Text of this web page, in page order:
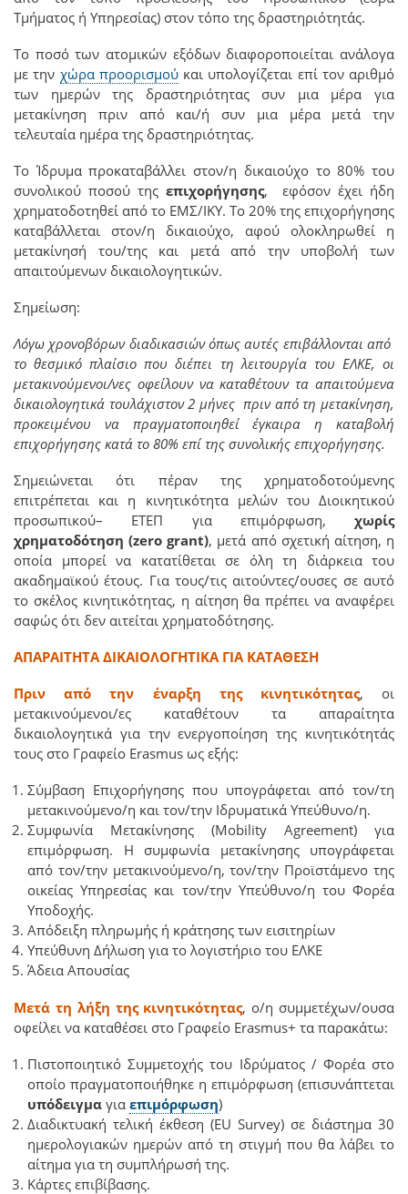
Τμήματος ή Υπηρεσίας) στον τόπο της δραστηριότητάς.
Το ποσό των ατομικών εξόδων διαφοροποιείται ανάλογα
με την χώρα προορισμούκαι υπολογίζεται επί τον αριθμό
των ημερών της δραστηριότητας συν μια μέρα για
μετακίνηση πριν από και/ή συν μια μέρα μετά την
τελευταία ημέρα της δραστηριότητας.
Το Ίδρυμα προκαταβάλλει στον/η δικαιούχο το 80% του
συνολικού ποσού της επιχορήγησης, εφόσον έχει ήδη
χρηματοδοτηθεί από το ΕΜΣ/ΙΚΥ. Το 20% της επιχορήγησης
καταβάλλεται στον/η δικαιούχο, αφού ολοκληρωθεί η
μετακίνησή του/της και μετά από την υποβολή των
απαιτούμενων δικαιολογητικών.
Σημείωση:
Λόγω χρονοβόρων διαδικασιών όπως αυτές επιβάλλονται από
το θεσμικό πλαίσιο που διέπει τη λειτουργία του ΕΛΚΕ, οι
μετακινούμενοι/νες οφείλουν να καταθέτουν τα απαιτούμενα
δικαιολογητικά τουλάχιστον 2 μήνες πριν από τη μετακίνηση,
προκειμένου να πραγματοποιηθεί έγκαιρα η καταβολή
επιχορήγησης κατά το 80% επί της συνολικής επιχορήγησης.
Σημειώνεται ότι πέραν της χρηματοδοτούμενης
επιτρέπεται και η κινητικότητα μελών του Διοικητικού
προσωπικού– ΕΤΕΠ για επιμόρφωση, χωρίς
χρηματοδότηση (zero grant), μετά από σχετική αίτηση, η
οποία μπορεί να κατατίθεται σε όλη τη διάρκεια του
ακαδημαϊκού έτους. Για τους/τις αιτούντες/ουσες σε αυτό
το σκέλος κινητικότητας, η αίτηση θα πρέπει να αναφέρει
σαφώς ότι δεν αιτείται χρηματοδότησης.
ΑΠΑΡΑΙΤΗΤΑ ΔΙΚΑΙΟΛΟΓΗΤΙΚΑ ΓΙΑ ΚΑΤΑΘΕΣΗ
Πριν από την έναρξη της κινητικότητας, οι
μετακινούμενοι/ες καταθέτουν τα απαραίτητα
δικαιολογητικά για την ενεργοποίηση της κινητικότητάς
τους στο Γραφείο Erasmus ως εξής:
Σύμβαση Επιχορήγησης που υπογράφεται από τον/τη
μετακινούμενο/η και τον/την Ιδρυματικά Υπεύθυνο/η.
Συμφωνία Μετακίνησης (Mobility Αgreement) για
επιμόρφωση. Η συμφωνία μετακίνησης υπογράφεται
από τον/την μετακινούμενο/η, τον/την Προϊστάμενο της
οικείας Υπηρεσίας και τον/την Υπεύθυνο/η του Φορέα
Υποδοχής.
Απόδειξη πληρωμής ή κράτησης των εισιτηρίων
Υπεύθυνη Δήλωση για το λογιστήριο του ΕΛΚΕ
Άδεια Απουσίας
Μετά τη λήξη της κινητικότητας, ο/η συμμετέχων/ουσα
οφείλει να καταθέσει στο Γραφείο Erasmus+ τα παρακάτω:
Πιστοποιητικό Συμμετοχής του Ιδρύματος / Φορέα στο
οποίο πραγματοποιήθηκε η επιμόρφωση (επισυνάπτεται
υπόδειγμα για επιμόρφωση)
Διαδικτυακή τελική έκθεση (EU Survey) σε διάστημα 30
ημερολογιακών ημερών από τη στιγμή που θα λάβει το
αίτημα για τη συμπλήρωσή της.
Κάρτες επιβίβασης.